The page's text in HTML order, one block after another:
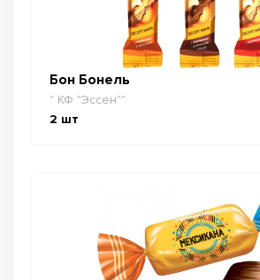
Бон Бонель
" КФ "Эссен""
2 шт